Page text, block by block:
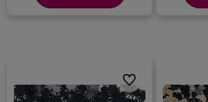
Do ulubionych